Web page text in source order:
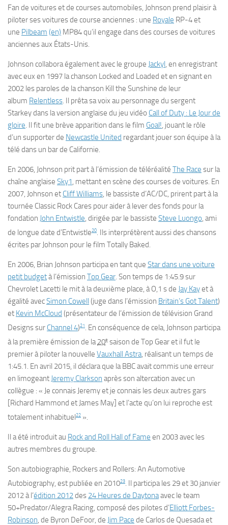
Fan de voitures et de courses automobiles, Johnson prend plaisir à
piloter ses voitures de course anciennes : une Royale RP-4 et
une Pilbeam (en) MP84 qu’il engage dans des courses de voitures
anciennes aux États-Unis.
Johnson collabora également avec le groupe Jackyl, en enregistrant
avec eux en 1997 la chanson Locked and Loaded et en signant en
2002 les paroles de la chanson Kill the Sunshine de leur
album Relentless. Il prêta sa voix au personnage du sergent
Starkey dans la version anglaise du jeu vidéo Call of Duty : Le Jour de
gloire. Il fit une brève apparition dans le film Goal!, jouant le rôle
d’un supporter de Newcastle United regardant jouer son équipe à la
télé dans un bar de Californie.
En 2006, Johnson prit part à l’émission de téléréalité The Race sur la
chaîne anglaise Sky1, mettant en scène des courses de voitures. En
2007, Johnson et Cliff Williams, le bassiste d’AC/DC, prirent part à la
tournée Classic Rock Cares pour aider à lever des fonds pour la
fondation John Entwistle, dirigée par le bassiste Steve Luongo, ami
de longue date d’Entwistle20. Ils interprétèrent aussi des chansons
écrites par Johnson pour le film Totally Baked.
En 2006, Brian Johnson participa en tant que Star dans une voiture
petit budgetà l’émission Top Gear. Son temps de 1:45.9 sur
Chevrolet Lacetti le mit à la deuxième place, à O,1 s de Jay Kayet à
égalité avecSimon Cowell (juge dans l’émission Britain’s Got Talent)
et Kevin McCloud (présentateur de l’émission de télévision Grand
Designs sur Channel 4)21. En conséquence de cela, Johnson participa
à la première émission de la20e saison de Top Gear et il fut le
premier à piloter la nouvelle Vauxhall Astra, réalisant un temps de
1:45.1. En avril 2015, il déclara que la BBC avait commis une erreur
en limogeant Jeremy Clarkson après son altercation avec un
collègue : « Je connais Jeremy et je connais les deux autres gars
[Richard Hammond et James May] et l’acte qu’on lui reproche est
totalement inhabituel22 ».
Il a été introduit au Rock and Roll Hall of Fame en 2003 avec les
autres membres du groupe.
Son autobiographie, Rockers and Rollers: An Automotive
Autobiography, est publiée en 201023. Il participa les 29 et 30 janvier
2012 à l’édition 2012des 24 Heures de Daytonaavec le team
50+Predator/Alegra Racing, composé des pilotes d’Elliott Forbes-
Robinson, de Byron DeFoor, de Jim Pace de Carlos de Quesada et